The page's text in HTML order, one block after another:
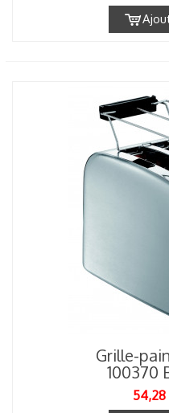
Grille-
100370
54,28